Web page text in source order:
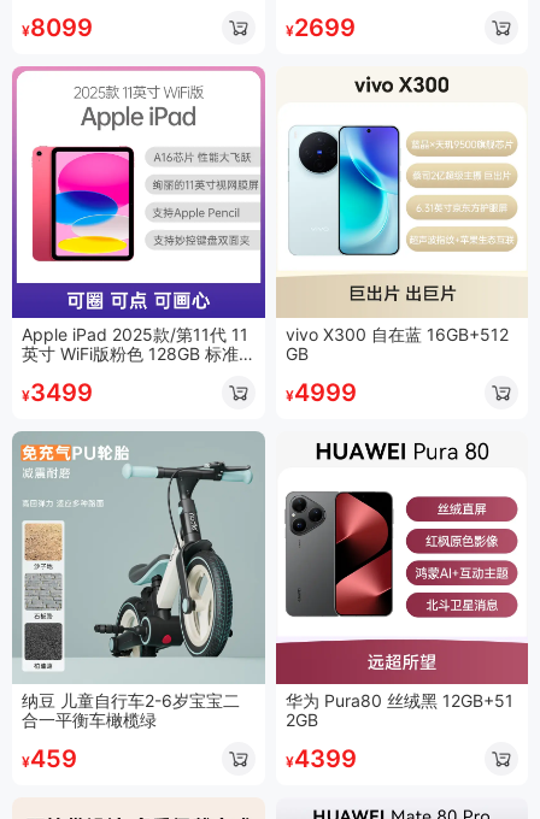
¥8099 ¥2699
Apple iPad 2025款/第11代 11
英寸 WiFi版粉色 128GB 标准
¥3499
vivo X300 自在蓝 16GB+512
GB
¥4999
纳豆 儿童自行车2-6岁宝宝二
合一平衡车橄榄绿
¥459
华为 Pura80 丝绒黑 12GB+51
2GB
¥4399